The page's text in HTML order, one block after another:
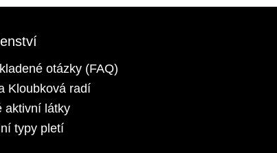
otázky (FAQ)
Kloubková radí
aktivní látky
typy pletí